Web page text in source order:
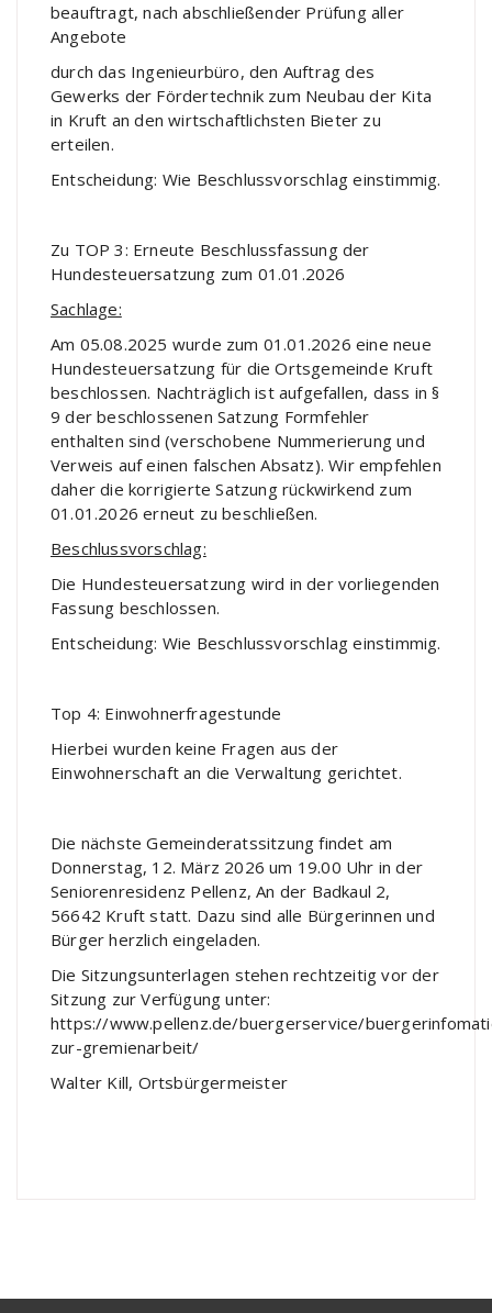
beauftragt, nach abschließender Prüfung aller
Angebote
durch das Ingenieurbüro, den Auftrag des
Gewerks der Fördertechnik zum Neubau der Kita
in Kruft an den wirtschaftlichsten Bieter zu
erteilen.
Entscheidung: Wie Beschlussvorschlag einstimmig.
Zu TOP 3: Erneute Beschlussfassung der
Hundesteuersatzung zum 01.01.2026
Sachlage:
Am 05.08.2025 wurde zum 01.01.2026 eine neue
Hundesteuersatzung für die Ortsgemeinde Kruft
beschlossen. Nachträglich ist aufgefallen, dass in §
9 der beschlossenen Satzung Formfehler
enthalten sind (verschobene Nummerierung und
Verweis auf einen falschen Absatz). Wir empfehlen
daher die korrigierte Satzung rückwirkend zum
01.01.2026 erneut zu beschließen.
Beschlussvorschlag:
Die Hundesteuersatzung wird in der vorliegenden
Fassung beschlossen.
Entscheidung: Wie Beschlussvorschlag einstimmig.
Top 4: Einwohnerfragestunde
Hierbei wurden keine Fragen aus der
Einwohnerschaft an die Verwaltung gerichtet.
Die nächste Gemeinderatssitzung findet am
Donnerstag, 12. März 2026 um 19.00 Uhr in der
Seniorenresidenz Pellenz, An der Badkaul 2,
56642 Kruft statt. Dazu sind alle Bürgerinnen und
Bürger herzlich eingeladen.
Die Sitzungsunterlagen stehen rechtzeitig vor der
Sitzung zur Verfügung unter:
https://www.pellenz.de/buergerservice/
zur-gremienarbeit/
Walter Kill, Ortsbürgermeister